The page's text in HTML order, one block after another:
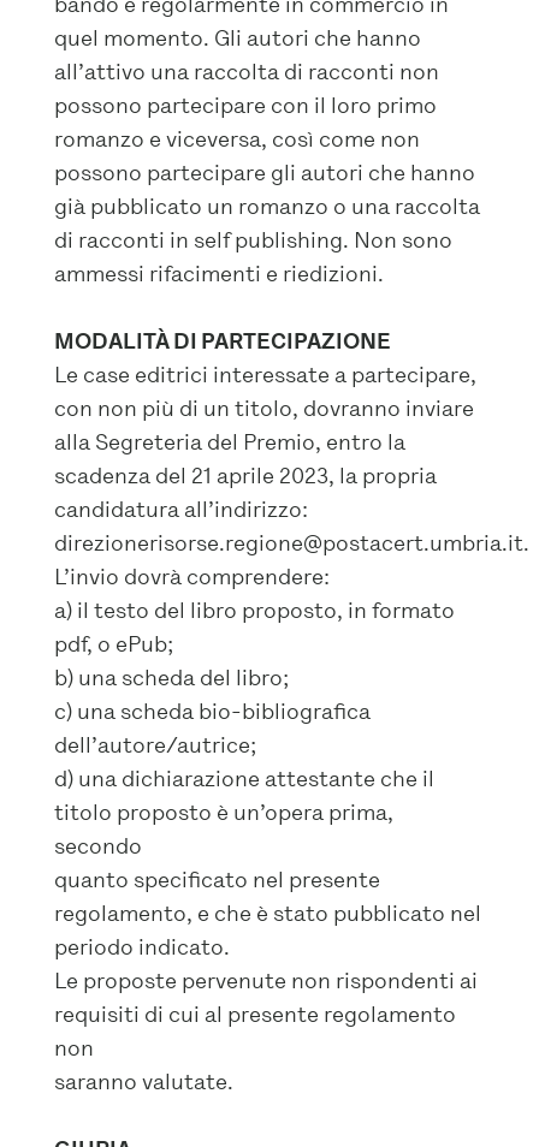
quel momento. Gli autori che hanno
all’attivo una raccolta di racconti non
possono partecipare con il loro primo
romanzo e viceversa, così come non
possono partecipare gli autori che hanno
già pubblicato un romanzo o una raccolta
di racconti in self publishing. Non sono
ammessi rifacimenti e riedizioni.
MODALITÀ DI PARTECIPAZIONE
Le case editrici interessate a partecipare,
con non più di un titolo, dovranno inviare
alla Segreteria del Premio, entro la
scadenza del 21 aprile 2023, la propria
candidatura all’indirizzo:
direzionerisorse.regione@postacert.umbria.it.
L’invio dovrà comprendere:
a) il testo del libro proposto, in formato
pdf, o ePub;
b) una scheda del libro;
c) una scheda bio-bibliografica
dell’autore/autrice;
d) una dichiarazione attestante che il
titolo proposto è un’opera prima,
secondo
quanto specificato nel presente
regolamento, e che è stato pubblicato nel
periodo indicato.
Le proposte pervenute non rispondenti ai
requisiti di cui al presente regolamento
non
saranno valutate.